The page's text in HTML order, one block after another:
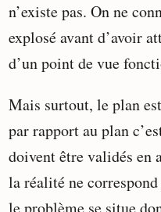
n’existe pas. On ne
explosé avant d’avoir
d’un point de vue
Mais surtout, le plan
par rapport au plan
doivent être validés en
la réalité ne